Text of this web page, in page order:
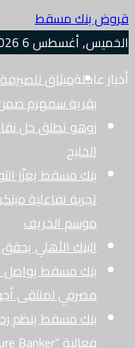
قروض بنك مسقط
الخميس, أغسطس 6 2026
أخبار عاجلةميثاق للصيرفة
بقرية سمهرم ضمن
الخليج
بنك مسقط يعزّز
تجربة تفاعلية
موسم الخريف
البنك الأهلي يحقق
بنك مسقط يواصل
مصرفي لملتقى
بنك مسقط ينظم
فعالية “Future Banker”